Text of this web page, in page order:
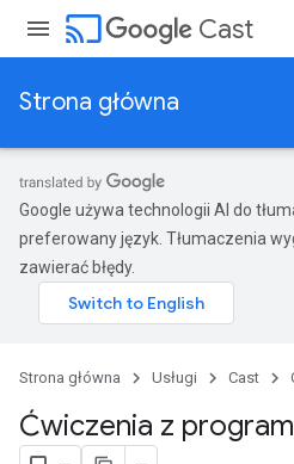
cast Cast
Strona główna
Google używa technologii AI do
preferowany język. Tłumaczenia
zawierać błędy.
Strona główna Usługi Cast
Ćwiczenia z